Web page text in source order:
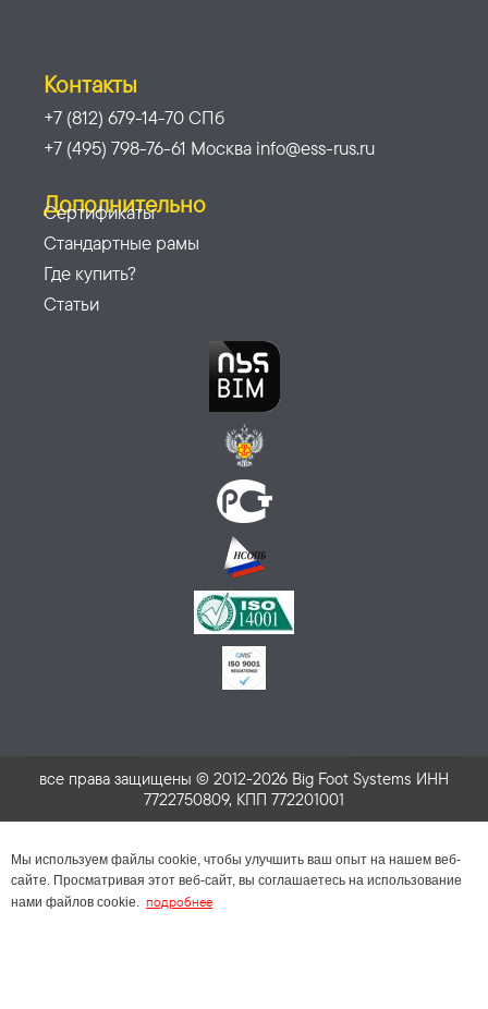
Контакты
+7 (812) 679-14-70 СПб
+7 (495) 798-76-61 Москва info@ess-rus.ru
Дополнительно
Сертификаты
Стандартные рамы
Где купить?
Статьи
все права защищены © 2012-2026 Big Foot Systems ИНН
7722750809, КПП 772201001
Мы используем файлы cookie, чтобы улучшить ваш опыт на нашем веб-
сайте. Просматривая этот веб-сайт, вы соглашаетесь на использование
нами файлов cookie. подробнее